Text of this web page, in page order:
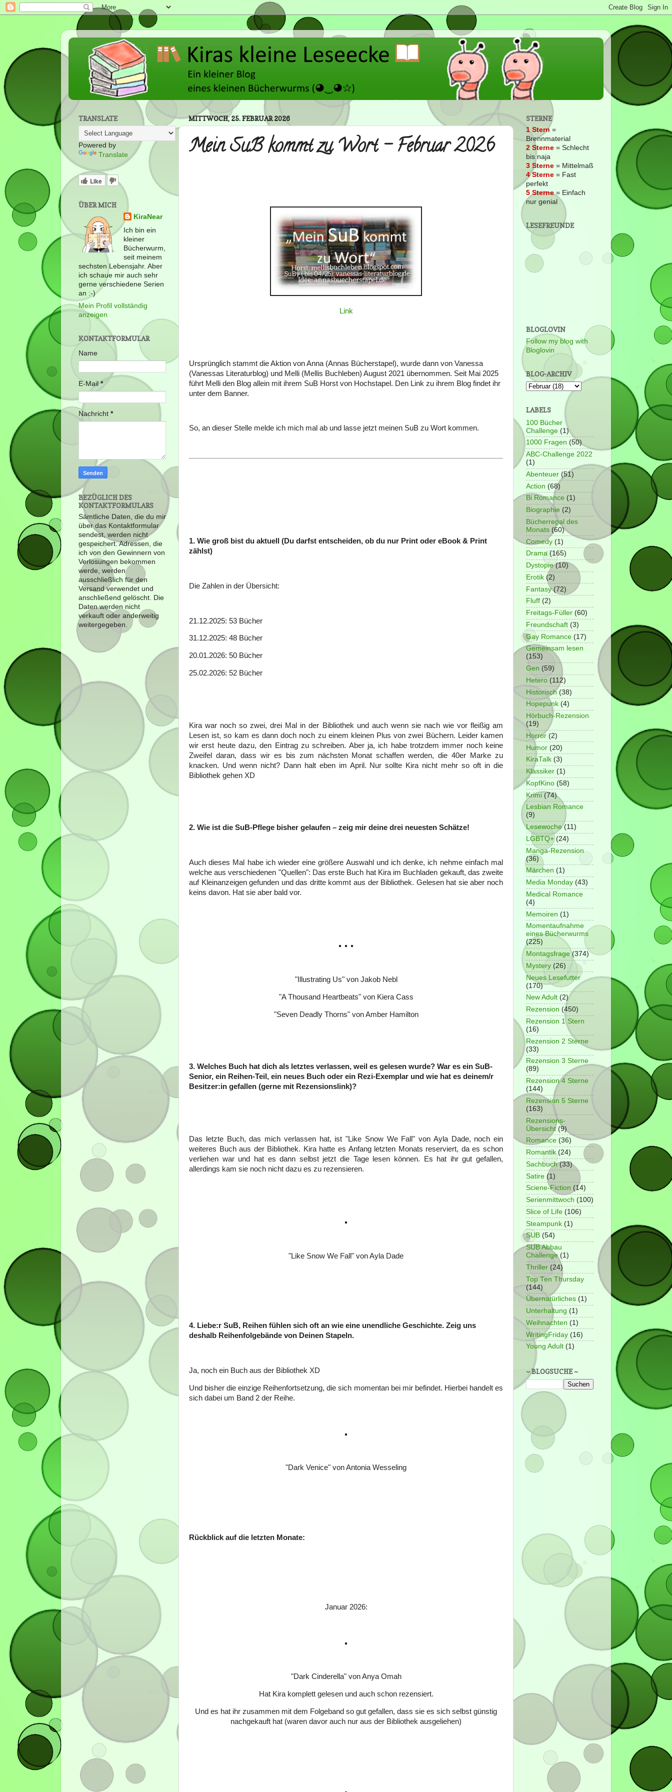
MITTWOCH, 25. FEBRUAR 2026
Mein SuB kommt zu Wort - Februar 2026
Link
Ursprünglich stammt die Aktion von Anna (Annas Bücherstapel), wurde dann von Vanessa
(Vanessas Literaturblog) und Melli (Mellis Buchleben) August 2021 übernommen. Seit Mai 2025
führt Melli den Blog allein mit ihrem SuB Horst von Hochstapel. Den Link zu ihrem Blog findet ihr
unter dem Banner.
So, an dieser Stelle melde ich mich mal ab und lasse jetzt meinen SuB zu Wort kommen.
1. Wie groß bist du aktuell (Du darfst entscheiden, ob du nur Print oder eBook & Print
zählst)
Die Zahlen in der Übersicht:
21.12.2025: 53 Bücher
31.12.2025: 48 Bücher
20.01.2026: 50 Bücher
25.02.2026: 52 Bücher
Kira war noch so zwei, drei Mal in der Bibliothek und auch wenn sie nach wie vor fleißig am
Lesen ist, so kam es dann doch noch zu einem kleinen Plus von zwei Büchern. Leider kamen
wir erst heute dazu, den Eintrag zu schreiben. Aber ja, ich habe trotzdem immer noch keine
Zweifel daran, dass wir es bis zum nächsten Monat schaffen werden, die 40er Marke zu
knacken. Und wenn nicht? Dann halt eben im April. Nur sollte Kira nicht mehr so oft in die
Bibliothek gehen XD
2. Wie ist die SuB-Pflege bisher gelaufen – zeig mir deine drei neuesten Schätze!
Auch dieses Mal habe ich wieder eine größere Auswahl und ich denke, ich nehme einfach mal
welche aus verschiedenen "Quellen": Das erste Buch hat Kira im Buchladen gekauft, das zweite
auf Kleinanzeigen gefunden und das dritte kommt aus der Bibliothek. Gelesen hat sie aber noch
keins davon. Hat sie aber bald vor.
"Illustrating Us" von Jakob Nebl
"A Thousand Heartbeats" von Kiera Cass
"Seven Deadly Thorns" von Amber Hamilton
3. Welches Buch hat dich als letztes verlassen, weil es gelesen wurde? War es ein SuB-
Senior, ein Reihen-Teil, ein neues Buch oder ein Rezi-Exemplar und wie hat es deinem/r
Besitzer:in gefallen (gerne mit Rezensionslink)?
Das letzte Buch, das mich verlassen hat, ist "Like Snow We Fall" von Ayla Dade, noch ein
weiteres Buch aus der Bibliothek. Kira hatte es Anfang letzten Monats reserviert, da es schon
verliehen war und hat es dann selbst jetzt die Tage lesen können. Es hat ihr gut gefallen,
allerdings kam sie noch nicht dazu es zu rezensieren.
"Like Snow We Fall" von Ayla Dade
4. Liebe:r SuB, Reihen fühlen sich oft an wie eine unendliche Geschichte. Zeig uns
deshalb Reihenfolgebände von Deinen Stapeln.
Ja, noch ein Buch aus der Bibliothek XD
Und bisher die einzige Reihenfortsetzung, die sich momentan bei mir befindet. Hierbei handelt es
sich dabei um Band 2 der Reihe.
"Dark Venice" von Antonia Wesseling
Rückblick auf die letzten Monate:
Januar 2026:
"Dark Cinderella" von Anya Omah
Hat Kira komplett gelesen und auch schon rezensiert.
Und es hat ihr zusammen mit dem Folgeband so gut gefallen, dass sie es sich selbst günstig
nachgekauft hat (waren davor auch nur aus der Bibliothek ausgeliehen)
TRANSLATE
Powered by
Translate
Like
ÜBER MICH
KiraNear
Ich bin ein
kleiner
Bücherwurm,
seit meinem
sechsten Lebensjahr. Aber
ich schaue mir auch sehr
gerne verschiedene Serien
an :-)
Mein Profil vollständig
anzeigen
KONTAKTFORMULAR
Name
E-Mail *
Nachricht *
BEZÜGLICH DES
KONTAKTFORMULARS
Sämtliche Daten, die du mir
über das Kontaktformular
sendest, werden nicht
gespeichert. Adressen, die
ich von den Gewinnern von
Verlosungen bekommen
werde, werden
ausschließlich für den
Versand verwendet und
anschließend gelöscht. Die
Daten werden nicht
verkauft oder anderweitig
weitergegeben.
STERNE
1 Stern =
Brennmaterial
2 Sterne = Schlecht
bis naja
3 Sterne = Mittelmaß
4 Sterne = Fast
perfekt
5 Sterne= Einfach
nur genial
LESEFREUNDE
BLOGLOVIN
Follow my blog with
Bloglovin
BLOG-ARCHIV
LABELS
100 Bücher
Challenge (1)
1000 Fragen (50)
ABC-Challenge 2022
(1)
Abenteuer (51)
Action (68)
Bi Romance (1)
Biographie (2)
Bücherregal des
Monats (60)
Comedy (1)
Drama (165)
Dystopie (10)
Erotik (2)
Fantasy (72)
Fluff (2)
Freitags-Füller (60)
Freundschaft (3)
Gay Romance (17)
Gemeinsam lesen
(153)
Gen (59)
Hetero (112)
Historisch (38)
Hopepunk (4)
Hörbuch-Rezension
(19)
Horror (2)
Humor (20)
KiraTalk (3)
Klassiker (1)
KopfKino (58)
Krimi (74)
Lesbian Romance
(9)
Lesewoche (11)
LGBTQ+ (24)
Manga-Rezension
(36)
Märchen (1)
Media Monday (43)
Medical Romance
(4)
Memoiren (1)
Momentaufnahme
eines Bücherwurms
(225)
Montagsfrage (374)
Mystery (26)
Neues Lesefutter
(170)
New Adult (2)
Rezension (450)
Rezension 1 Stern
(16)
Rezension 2 Sterne
(33)
Rezension 3 Sterne
(89)
Rezension 4 Sterne
(144)
Rezension 5 Sterne
(163)
Rezensions-
Übersicht (9)
Romance (36)
Romantik (24)
Sachbuch (33)
Satire (1)
Sciene-Fiction (14)
Serienmittwoch (100)
Slice of Life (106)
Steampunk (1)
SUB (54)
SUB Abbau
Challenge (1)
Thriller (24)
Top Ten Thursday
(144)
Übernatürliches (1)
Unterhaltung (1)
Weihnachten (1)
WritingFriday (16)
Young Adult (1)
~ BLOGSUCHE ~